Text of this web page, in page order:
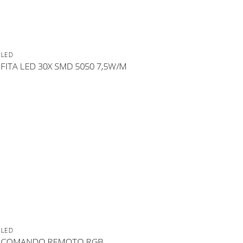
LED
FITA LED 30X SMD 5050 7,5W/M
LED